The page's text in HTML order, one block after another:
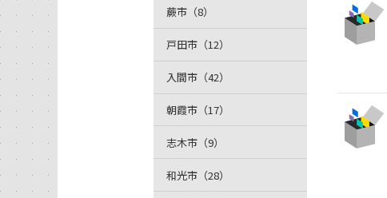
蕨市（8）
戸田市（12）
入間市（42）
朝霞市（17）
志木市（9）
和光市（28）